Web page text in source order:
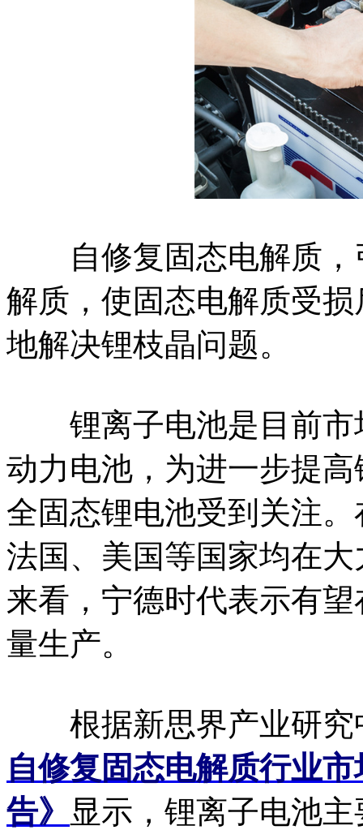
自修复固态电解质，
解质，使固态电解质受
地解决锂枝晶问题。
锂离子电池是目前市
动力电池，为进一步提
全固态锂电池受到关注
法国、美国等国家均在
来看，宁德时代表示有
量生产。
根据新思界产业研究
自修复固态电解质行业
告》 显示，锂离子电池